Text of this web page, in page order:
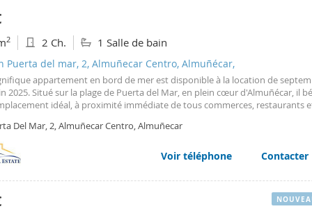
2 2 Ch. 1 Salle de bain
Puerta del mar, 2, Almuñecar Centro, Almuñécar,
appartement en bord de mer est disponible à la location de
2025. Situé sur la plage de Puerta del Mar, en plein cœur d'Almuñécar, il
idéal, à proximité immédiate de tous commerces, restaurants
celliers, une cuisine avec coin repas ouverte sur le séjour, un balcon
sur la mer et le Peñón del Santo (Rocher du Saint-Esprit), ainsi
séjour/salle à manger. La terrasse/balcon est accessible depuis toutes les
chambres).
Del Mar, 2, Almuñecar Centro, Almuñecar
Voir téléphone Contacter